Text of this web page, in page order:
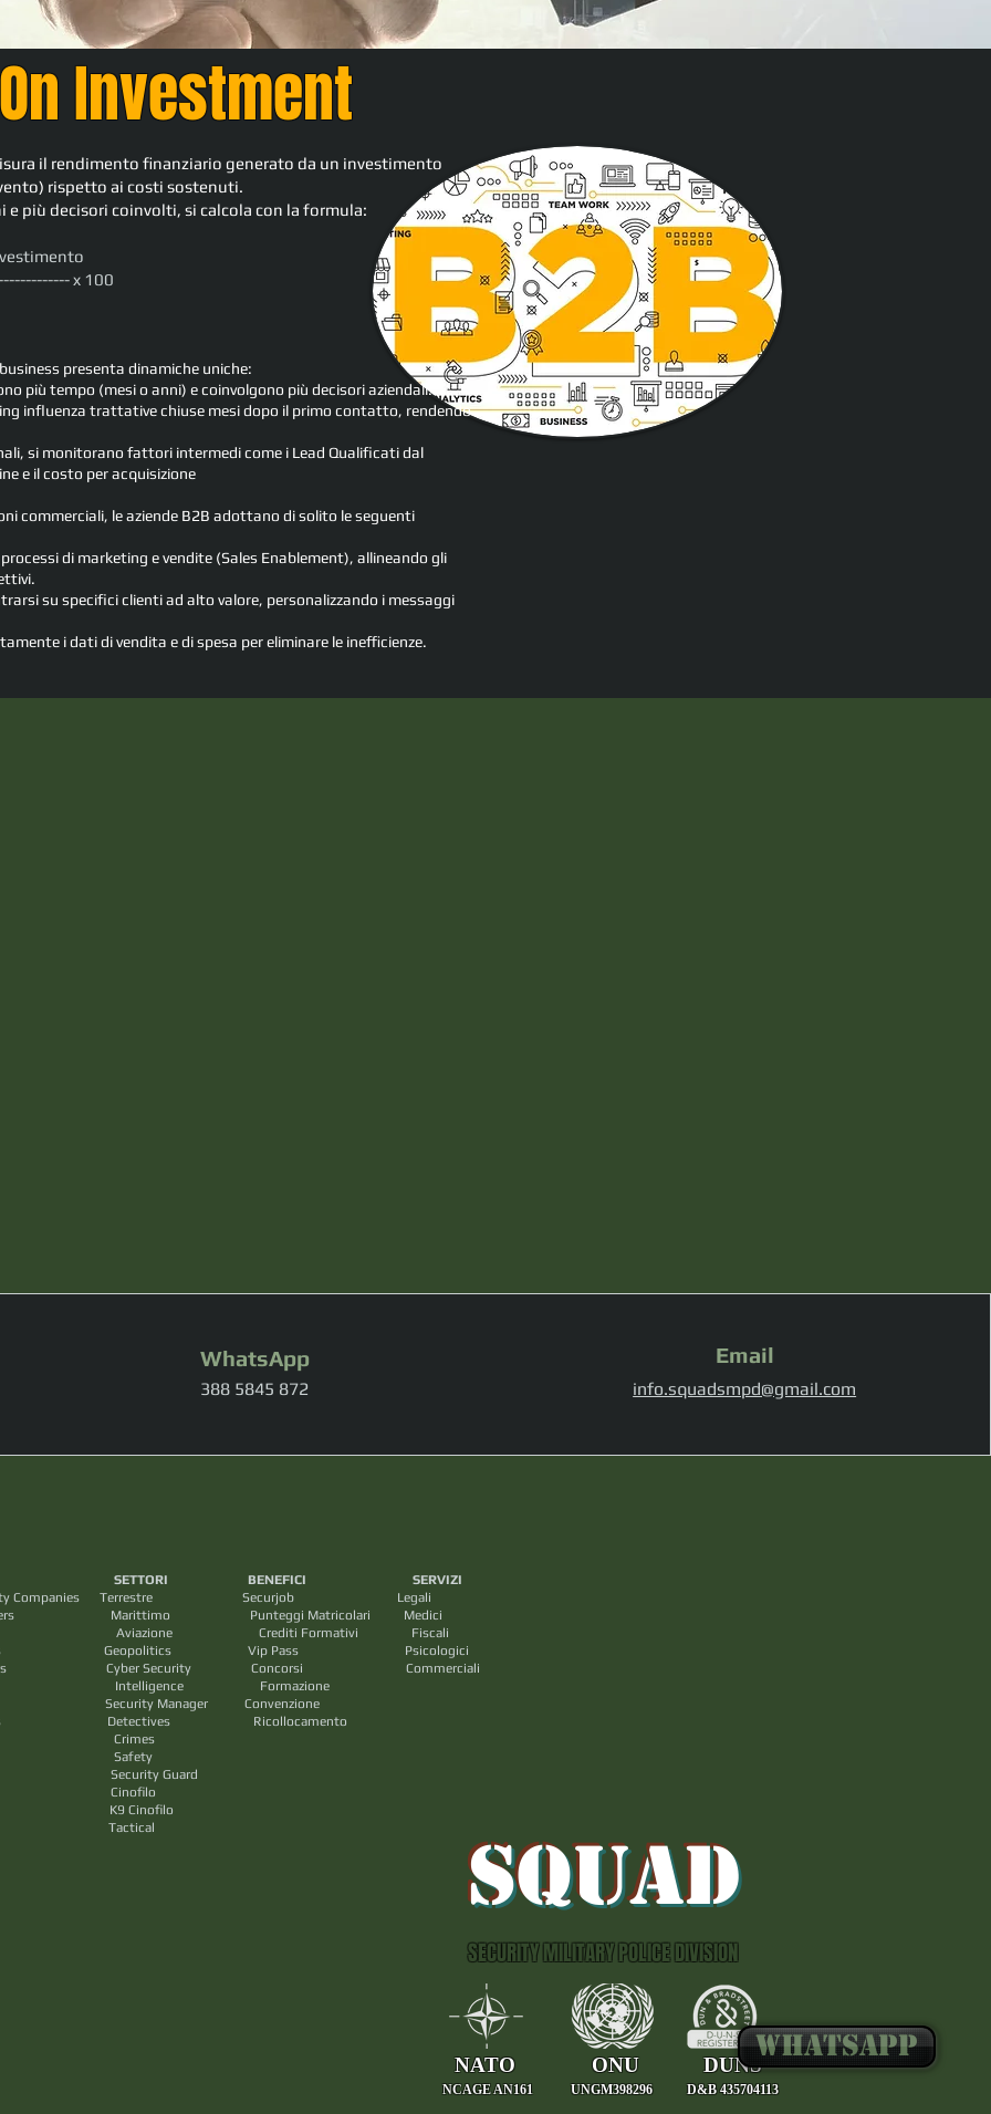
Investment
il rendimento finanziario generato da un investimento
rispetto ai costi sostenuti.
e più decisori coinvolti, si calcola con la formula:
x 100
presenta dinamiche uniche:
più tempo (mesi o anni) e coinvolgono più decisori aziendali.
influenza trattative chiuse mesi dopo il primo contatto, rendendo
si monitorano fattori intermedi come i Lead Qualificati dal
e il costo per acquisizione
commerciali, le aziende B2B adottano di solito le seguenti
di marketing e vendite (Sales Enablement), allineando gli
su specifici clienti ad alto valore, personalizzando i messaggi
i dati di vendita e di spesa per eliminare le inefficienze.
WhatsApp
388 5845 872
Email
info.squadsmpd@gmail.com
WHATSAPP
SQUAD
SETTORI BENEFICI SERVIZI
Companies Terrestre Securjob Legali
Punteggi Matricolari Medici
Formativi Fiscali
Geopolitics Vip Pass Psicologici
Security Concorsi Commerciali
Formazione
Security Manager Convenzione
Ricollocamento
Guard
SECURITY MILITARY POLICE DIVISION
NATO
NCAGE AN161
ONU
UNGM398296
DUNS
D&B 435704113